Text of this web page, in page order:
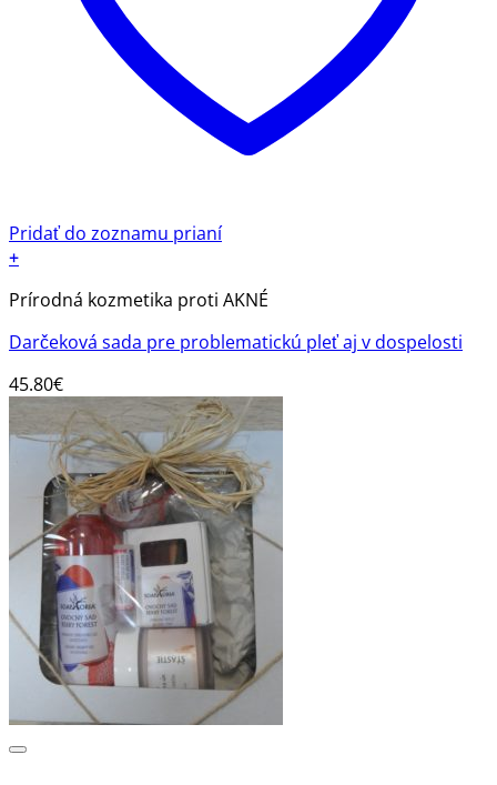
Pridať do zoznamu prianí
+
Prírodná kozmetika proti AKNÉ
Darčeková sada pre problematickú pleť aj v dospelosti
45.80€